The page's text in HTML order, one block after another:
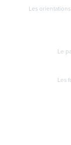
Les
Le
Les